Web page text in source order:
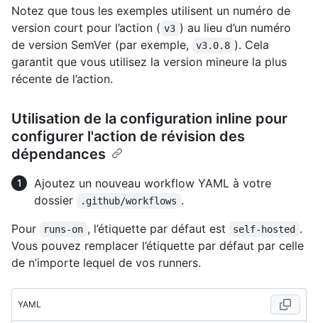
Notez que tous les exemples utilisent un numéro de
version court pour l’action ( v3 ) au lieu d’un numéro
de version SemVer (par exemple,
v3.0.8 ). Cela
garantit que vous utilisez la version mineure la plus
récente de l’action.
Utilisation de la configuration inline pour
configurer l'action de révision des
dépendances
Ajoutez un nouveau workflow YAML à votre
dossier
.github/workflows .
Pour
runs-on , l’étiquette par défaut est self-hosted .
Vous pouvez remplacer l’étiquette par défaut par celle
de n’importe lequel de vos runners.
YAML